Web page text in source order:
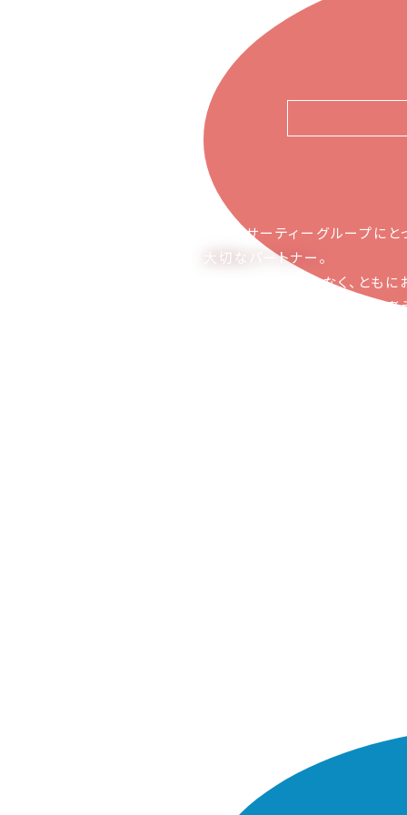
ピアーサーティーグループにと
大切なパートナー。
お取引の関係ではなく、とも
かち合える関係でありたいと考